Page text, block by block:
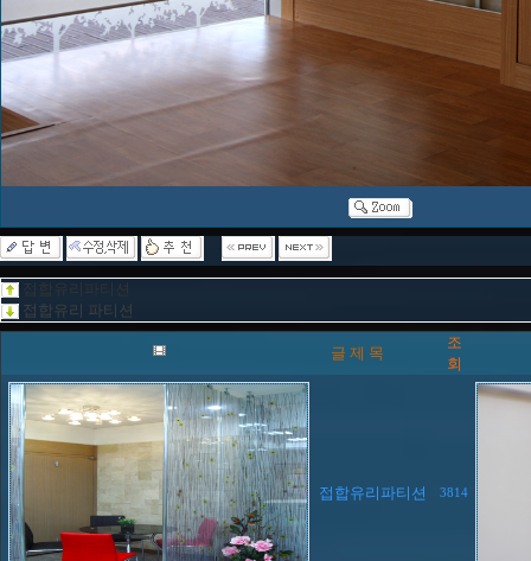
접합유리파티션
접합유리 파티션
글 제 목
조
회
접합유리파티션 3814